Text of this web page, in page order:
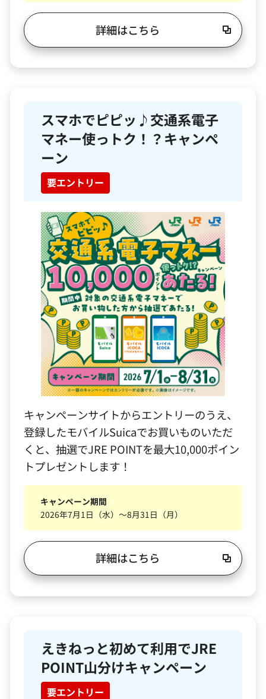
詳細はこちら
スマホでピピッ♪交通系電子
マネー使っトク！？キャンペ
ーン
要エントリー
キャンペーンサイトからエントリーのうえ、
登録したモバイルSuicaでお買いものいただ
くと、抽選でJRE POINTを最大10,000ポイン
トプレゼントします！
キャンペーン期間
2026年7月1日（水）～8月31日（月）
詳細はこちら
えきねっと初めて利用でJRE
POINT山分けキャンペーン
要エントリー